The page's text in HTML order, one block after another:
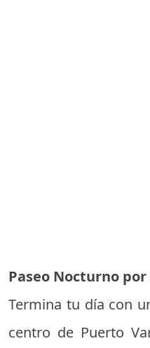
Paseo Nocturno
Termina tu día con
centro de Puerto